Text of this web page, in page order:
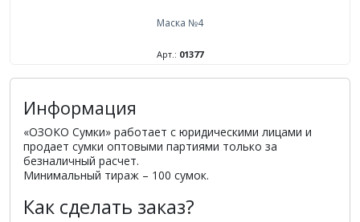
Маска №4
Арт.: 01377
Информация
«ОЗОКО Сумки» работает с юридическими лицами и
продает сумки оптовыми партиями только за
безналичный расчет.
Минимальный тираж – 100 сумок.
Как сделать заказ?